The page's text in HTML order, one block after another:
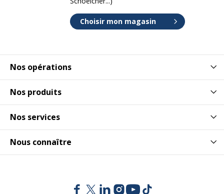
Nos opérations
Nos produits
Nos services
Nous connaître
Choisir mon magasin